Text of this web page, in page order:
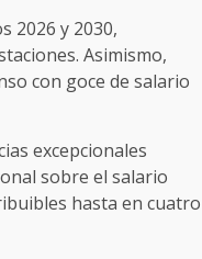
2026 y 2030,
Asimismo,
con goce de salario
excepcionales
sobre el salario
hasta en cuatro